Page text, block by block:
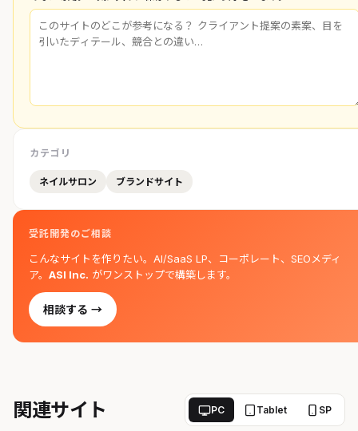
カテゴリ
ネイルサロン ブランドサイト
受託開発のご相談
こんなサイトを作りたい。AI/SaaS LP、コーポレート、SEOメディ
ア。 ASI Inc. がワンストップで構築します。
相談する →
関連サイト PC Tablet SP